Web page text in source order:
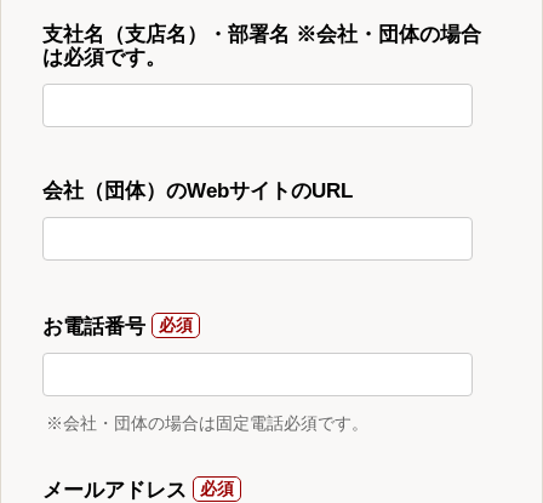
支社名（支店名）・部署名 ※会社・団体の場合
は必須です。
会社（団体）のWebサイトのURL
お電話番号
※会社・団体の場合は固定電話必須です。
メールアドレス